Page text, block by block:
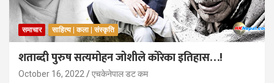
समाचार साहित्य | कला | संस्कृति
शताब्दी पुरुष सत्यमोहन जोशीले कोरेका इतिहास…!
October 16, 2022 एचकेनेपाल डट कम